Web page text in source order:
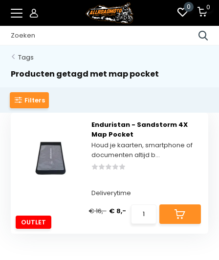
0 0
Tags
Producten getagd met map pocket
Filters
OUTLET
Enduristan - Sandstorm 4X
Map Pocket
Houd je kaarten, smartphone of
documenten altijd b...
Deliverytime
€ 16,- € 8,-